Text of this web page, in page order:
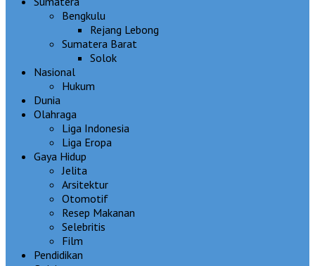
Bengkulu
Rejang Lebong
Sumatera Barat
Solok
Nasional
Hukum
Dunia
Olahraga
Liga Indonesia
Liga Eropa
Gaya Hidup
Jelita
Arsitektur
Otomotif
Resep Makanan
Selebritis
Film
Pendidikan